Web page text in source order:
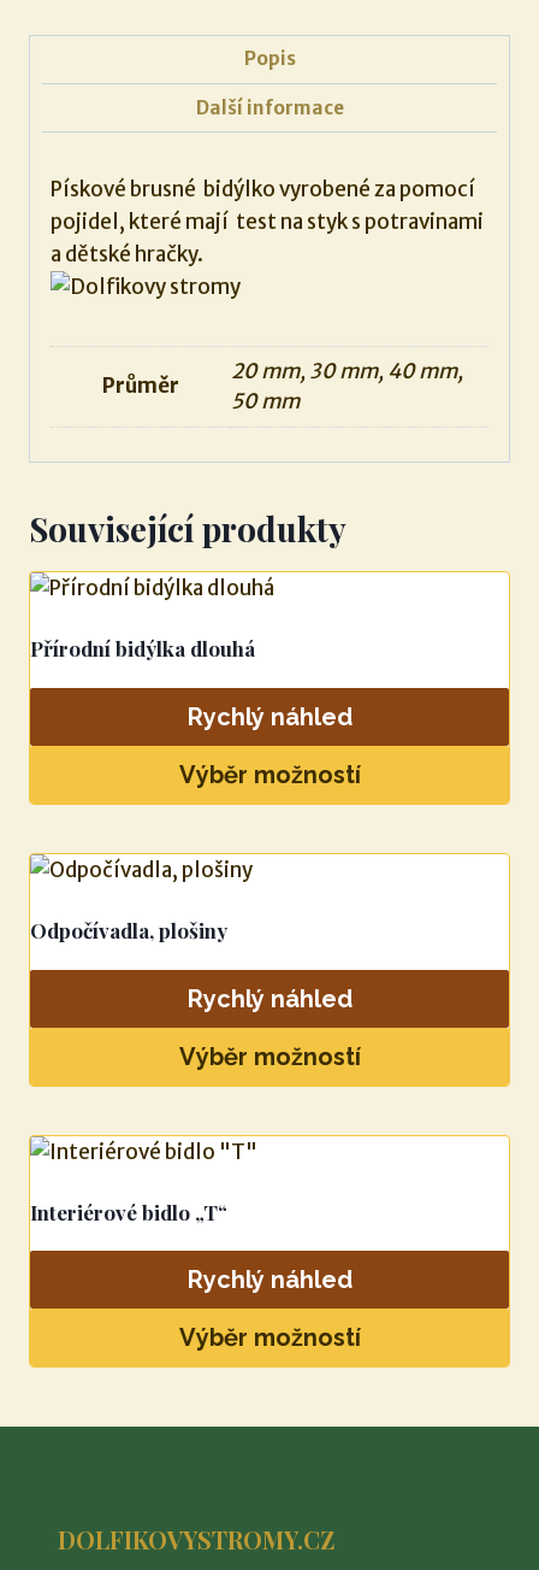
Popis
Další informace
Pískové brusné bidýlko vyrobené za pomocí
pojidel, které mají test na styk s potravinami
a dětské hračky.
Průměr
20 mm, 30 mm, 40 mm,
50 mm
Související produkty
Přírodní bidýlka dlouhá
Rychlý náhled
Výběr možností
produkt
má
více
variant.
Možnosti
na
produktu
Odpočívadla, plošiny
Rychlý náhled
Výběr možností
produkt
má
variant.
Možnosti
na
produktu
Interiérové bidlo „T“
Rychlý náhled
Výběr možností
Možnosti
DOLFIKOVYSTROMY.CZ